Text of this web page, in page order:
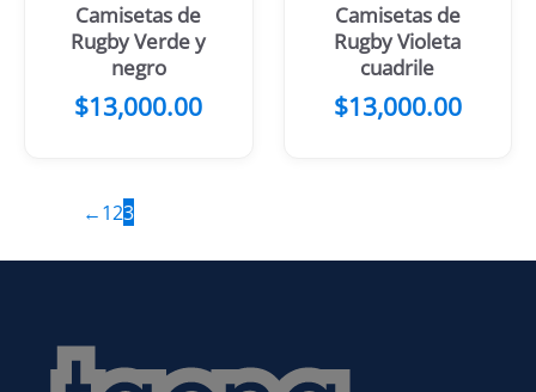
Camisetas de
Rugby Verde y
negro
$13,000.00
Camisetas de
Rugby Violeta
cuadrile
$13,000.00
←123